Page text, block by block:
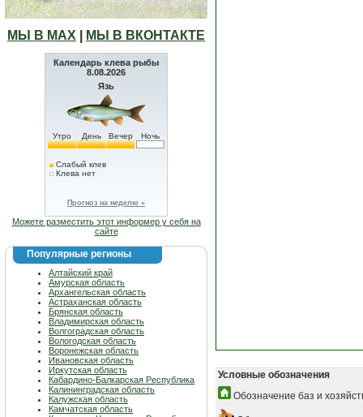
МЫ В МАХ МЫ В ВКОНТАКТЕ
Календарь клева рыбы
8.08.2026
Язь
Утро День Вечер Ночь
Слабый клев
Клева нет
Прогноз на неделю »
Можете разместить этот информер у себя на
сайте
Популярные регионы
Алтайский край
Амурская область
Архангельская область
Астраханская область
Брянская область
Владимирская область
Волгоградская область
Вологодская область
Воронежская область
Ивановская область
Иркутская область
Кабардино-Балкарская Республика
Калининградская область
Калужская область
Камчатская область
Условные обозначения
Обозначение баз и